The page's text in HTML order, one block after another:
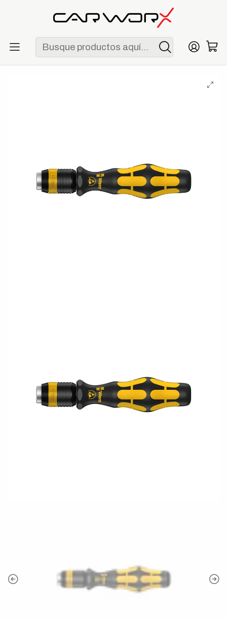
ENVÍO GRATIS POR COMPRAS MAYORES A S/ 250
Destornilladores
Wera 813 R ESD Porta-Puntas Rapidaptor Antiestático 1/4" x
90 mm